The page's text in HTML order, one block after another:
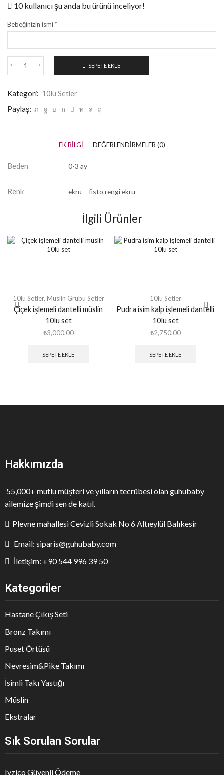
10 kullanıcı şu anda bu ürünü inceliyor!
Bebeğinizin ismi*
SEPETE EKLE
Kategori: 10lu Setler
Paylaş:
EK BILGI DEĞERLENDIRMELER (0)
Beden 0-3 ay
Renk ekru – fisto rengi ekru
İlgili Ürünler
10lu Setler, Müslin Grubu Setler
Çiçek işlemeli dantelli müslin
10lu set
₺3,000.00
SEPETE EKLE
10lu Setler
Pudra isim kalp işlemeli dantelli
10lu set
₺2,750.00
SEPETE EKLE
Hakkımızda
55,000+ mutlu müşteri ve yılların tecrübesi olan guhubaby
ailemize şimdi sen de katıl.
Plevne mahallesi Cevizli Sokak No 6 Altıeylül Balıkesir
Email: siparis@guhubaby.com
İletişim: +90 544 996 39 50
Kategoriler
Hastane Çıkış Seti
Bronz Takımı
Puset Örtüsü
Nevresim&Pike Takımı
İsimli Takı Yastığı
Müslin
Ekstralar
Sık Sorulan Sorular
Iyzico Güvenli Ödeme